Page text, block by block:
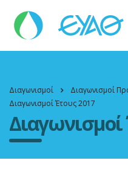
Διαγωνισμοί
Διαγωνισμοί
Διαγωνισμοί Έτους 2017
Διαγωνισμοί